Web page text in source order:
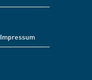
Impressum